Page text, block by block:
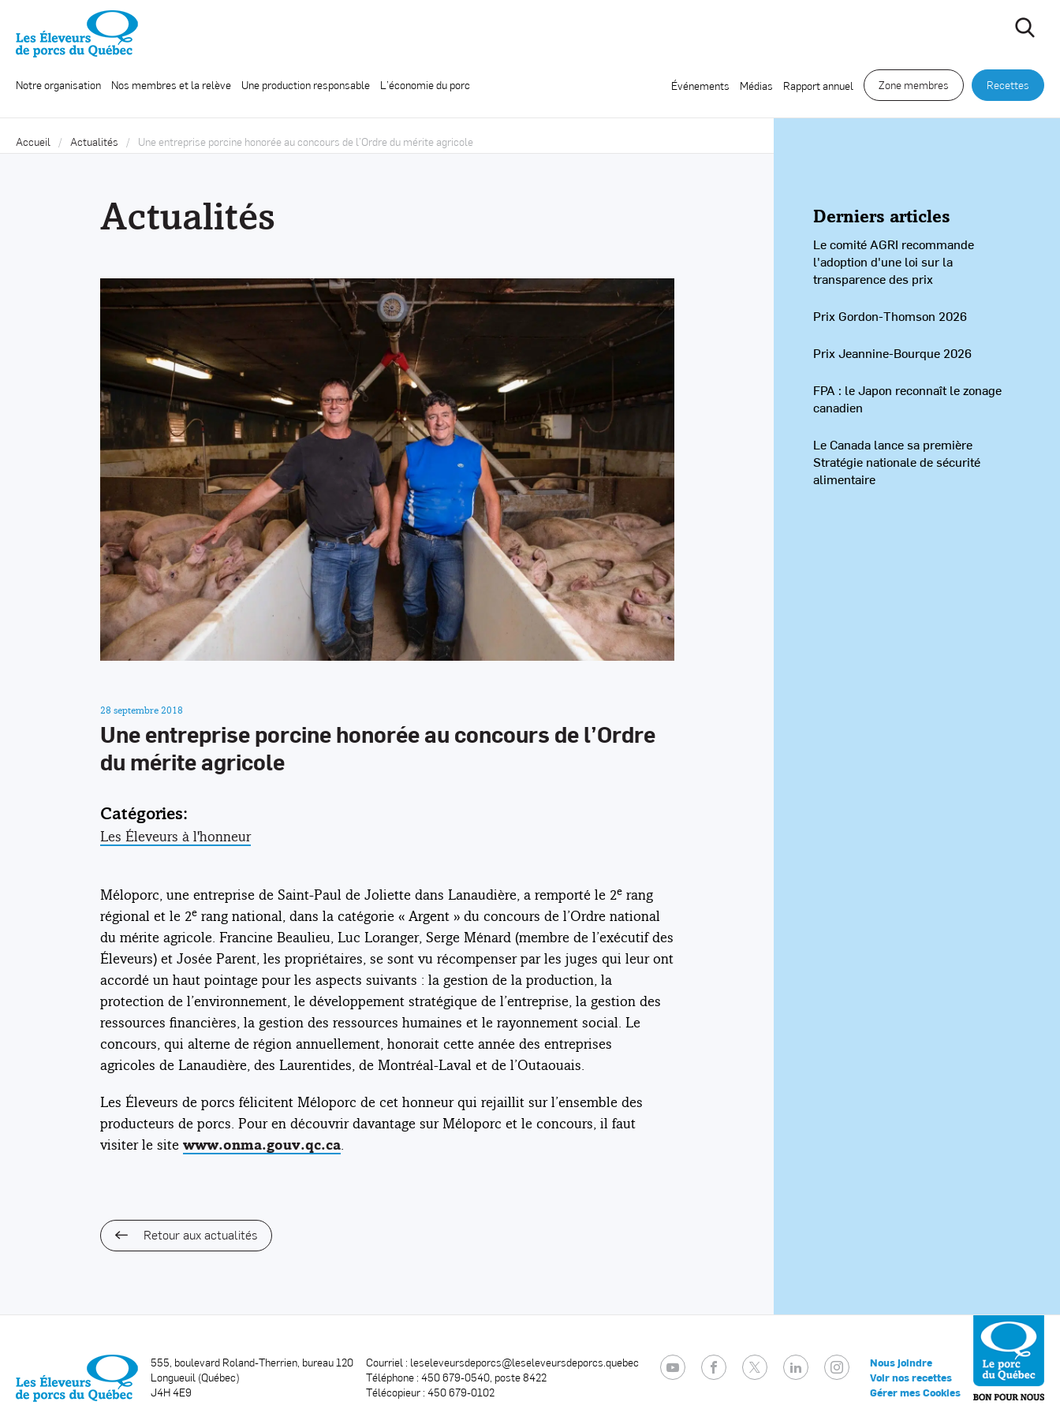
Notre organisation Nos membres et la relève Une production responsable L’économie du porc Événements Médias Rapport annuel Zone membres Recettes
Accueil Actualités Une entreprise porcine honorée au concours de l’Ordre du mérite agricole
Actualités
28 septembre 2018
Une entreprise porcine honorée au concours de l’Ordre
du mérite agricole
Catégories:
Les Éleveurs à l'honneur
Méloporc, une entreprise de Saint-Paul de Joliette dans Lanaudière, a remporté le 2erang
régional et le 2erang national, dans la catégorie « Argent » du concours de l’Ordre national
du mérite agricole. Francine Beaulieu, Luc Loranger, Serge Ménard (membre de l’exécutif des
Éleveurs) et Josée Parent, les propriétaires, se sont vu récompenser par les juges qui leur ont
accordé un haut pointage pour les aspects suivants : la gestion de la production, la
protection de l’environnement, le développement stratégique de l’entreprise, la gestion des
ressources financières, la gestion des ressources humaines et le rayonnement social. Le
concours, qui alterne de région annuellement, honorait cette année des entreprises
agricoles de Lanaudière, des Laurentides, de Montréal-Laval et de l’Outaouais.
Les Éleveurs de porcs félicitent Méloporc de cet honneur qui rejaillit sur l’ensemble des
producteurs de porcs. Pour en découvrir davantage sur Méloporc et le concours, il faut
visiter le site www.onma.gouv.qc.ca.
Retour aux actualités
Derniers articles
Le comité AGRI recommande
l'adoption d'une loi sur la
transparence des prix
Prix Gordon-Thomson 2026
Prix Jeannine-Bourque 2026
FPA : le Japon reconnaît le zonage
canadien
Le Canada lance sa première
Stratégie nationale de sécurité
alimentaire
555, boulevard Roland-Therrien, bureau 120
Longueuil (Québec)
J4H 4E9
Courriel : leseleveursdeporcs@leseleveursdeporcs.quebec
Téléphone : 450 679-0540, poste 8422
Télécopieur : 450 679-0102
YouTubeFacebookTwitter LinkedInInstagramNous joindre
Voir nos recettes
Gérer mes Cookies